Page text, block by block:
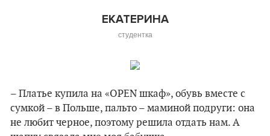
ЕКАТЕРИНА
студентка
– Платье купила на «OPEN шкаф», обувь вместе с
сумкой – в Польше, пальто – маминой подруги: она
не любит черное, поэтому решила отдать нам. А